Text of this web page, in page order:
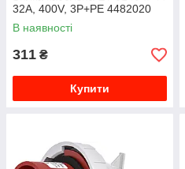
32A, 400V, 3P+PE 4482020
В наявності
311 ₴
Купити